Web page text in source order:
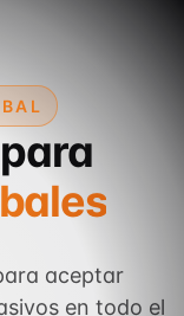
aceptar
en todo el